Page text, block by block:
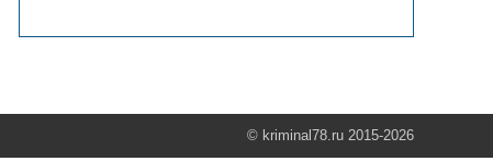
© kriminal78.ru 2015-2026